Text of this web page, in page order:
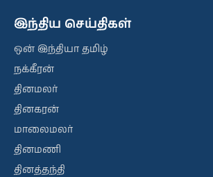
இந்திய செய்திகள்
ஒன் இந்தியா தமிழ்
நக்கீரன்
தினமலர்
தினகரன்
மாலைமலர்
தினமணி
தினத்தந்தி